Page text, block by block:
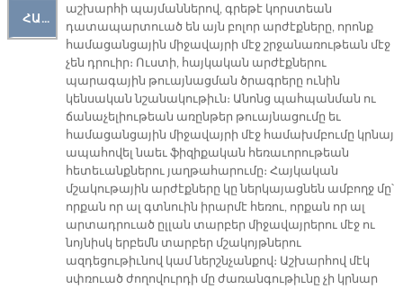
ՀԱՐԹԱԿ
աշխարհի պայմաններով, գրեթէ կորստեան
դատապարտուած են այն բոլոր արժէքները, որոնք
համացանցային միջավայրի մէջ շրջանառութեան մէջ
չեն դրուիր։ Ուստի, հայկական արժէքներու
պարագային թուայնացման ծրագրերը ունին
կենսական նշանակութիւն։ Անոնց պահպանման ու
ճանաչելիութեան առընթեր թուայնացումը եւ
համացանցային միջավայրի մէջ համախմբումը կրնայ
ապահովել նաեւ ֆիզիքական հեռաւորութեան
հետեւանքներու յաղթահարումը։ Հայկական
մշակութային արժէքները կը ներկայացնեն ամբողջ մը՝
որքան որ ալ գտնուին իրարմէ հեռու, որքան որ ալ
արտադրուած ըլլան տարբեր միջավայրերու մէջ ու
նոյնիսկ երբեմն տարբեր մշակոյթներու
ազդեցութիւնով կամ ներշնչանքով։ Աշխարհով մէկ
սփռուած ժողովուրդի մը ժառանգութիւնը չի կրնար